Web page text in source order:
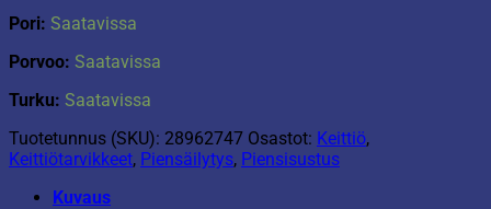
Pori: Saatavissa
Porvoo: Saatavissa
Turku: Saatavissa
Tuotetunnus (SKU): 28962747 Osastot: Keittiö,
Keittiötarvikkeet, Piensäilytys, Piensisustus
Kuvaus